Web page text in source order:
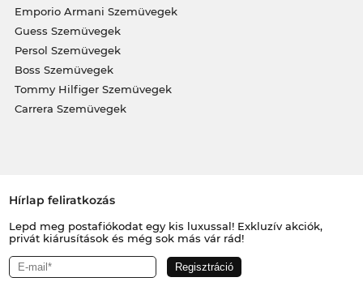
Emporio Armani Szemüvegek
Guess Szemüvegek
Persol Szemüvegek
Boss Szemüvegek
Tommy Hilfiger Szemüvegek
Carrera Szemüvegek
Hírlap feliratkozás
Lepd meg postafiókodat egy kis luxussal! Exkluzív akciók,
privát kiárusítások és még sok más vár rád!